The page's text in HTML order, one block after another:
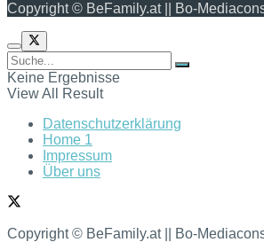
Copyright © BeFamily.at || Bo-
Keine Ergebnisse
View All Result
Datenschutzerklärung
Home 1
Impressum
Über uns
Copyright © BeFamily.at || Bo-